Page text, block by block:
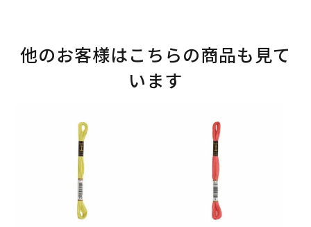
他のお客様はこちらの商品も見て
います